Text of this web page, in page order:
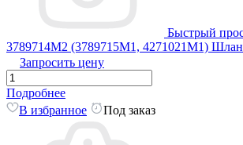
Быстрый
3789714M2 (3789715M1, 4271021M1)
Запросить цену
Подробнее
В избранное
Под заказ